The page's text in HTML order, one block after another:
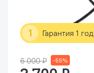
1 Гарантия 1 год
6 000 ₽ -55%